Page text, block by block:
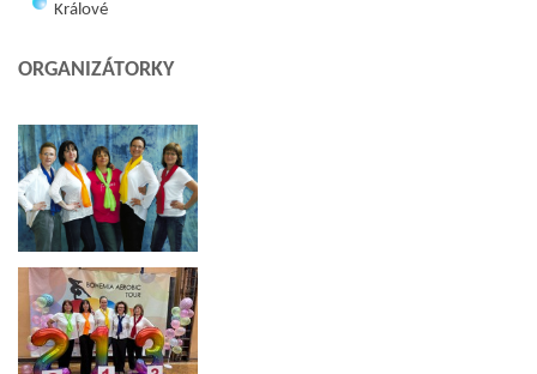
Králové
ORGANIZÁTORKY